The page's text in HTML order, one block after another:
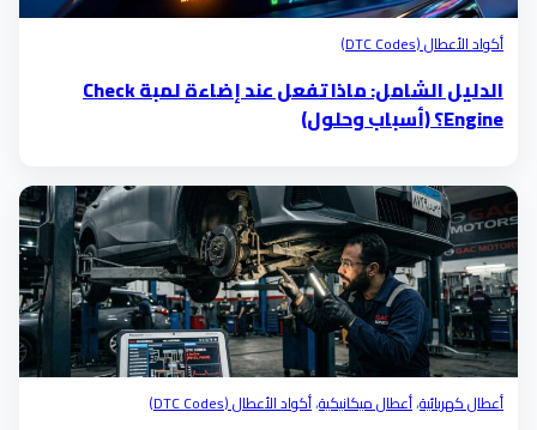
أكواد الأعطال (DTC Codes)
الدليل الشامل: ماذا تفعل عند إضاءة لمبة Check
Engine؟ (أسباب وحلول)
أعطال كهربائية،أعطال ميكانيكية،أكواد الأعطال (DTC Codes)